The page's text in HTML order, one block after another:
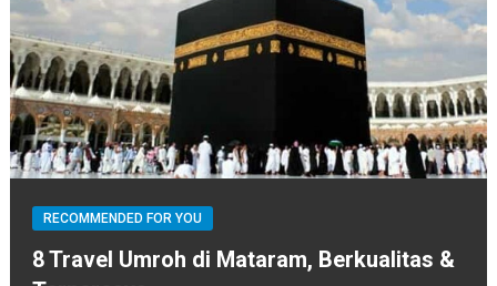
RECOMMENDED FOR YOU
8 Travel Umroh di Mataram, Berkualitas &